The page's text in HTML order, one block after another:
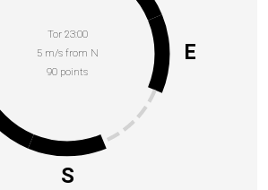
Tor 23:00
5 m/s from N
90 points
E
S